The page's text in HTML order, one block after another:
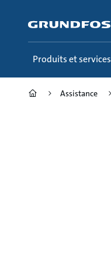
principal
Produits et services
Assistance